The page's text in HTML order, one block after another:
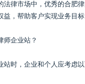
法律市场中，优秀的合肥
益，帮助客户实现业务目标
师企业站？
站时，企业和个人应考虑以